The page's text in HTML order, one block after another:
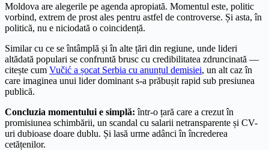
Moldova are alegerile pe agenda apropiată. Momentul este, politic
vorbind, extrem de prost ales pentru astfel de controverse. Și asta, în
politică, nu e niciodată o coincidență.
Similar cu ce se întâmplă și în alte țări din regiune, unde lideri
altădată populari se confruntă brusc cu credibilitatea zdruncinată —
citește cum Vučić a șocat Serbia cu anunțul demisiei, un alt caz în
care imaginea unui lider dominant s-a prăbușit rapid sub presiunea
publică.
Concluzia momentului e simplă: într-o țară care a crezut în
promisiunea schimbării, un scandal cu salarii netransparente și CV-
uri dubioase doare dublu. Și lasă urme adânci în încrederea
cetățenilor.